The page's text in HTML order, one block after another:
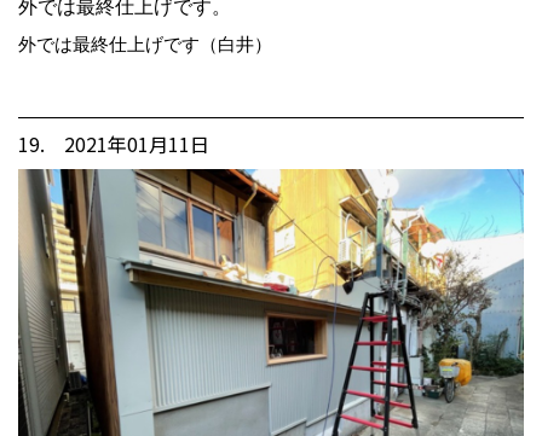
外では最終仕上げです。
外では最終仕上げです（白井）
19. 2021年01月11日